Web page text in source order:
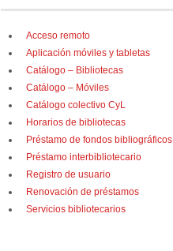
Acceso remoto
Aplicación móviles y tabletas
Catálogo – Bibliotecas
Catálogo – Móviles
Catálogo colectivo CyL
Horarios de bibliotecas
Préstamo de fondos bibliográficos
Préstamo interbibliotecario
Registro de usuario
Renovación de préstamos
Servicios bibliotecarios